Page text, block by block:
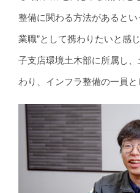
整備に関わる方法があると
業職”として携わりたいと感
子支店環境土木部に所属し
わり、インフラ整備の一員と